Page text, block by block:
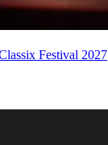
Festival 2027